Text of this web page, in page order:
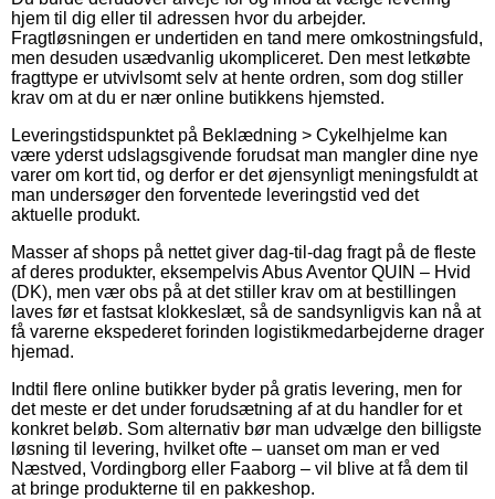
hjem til dig eller til adressen hvor du arbejder.
Fragtløsningen er undertiden en tand mere omkostningsfuld,
men desuden usædvanlig ukompliceret. Den mest letkøbte
fragttype er utvivlsomt selv at hente ordren, som dog stiller
krav om at du er nær online butikkens hjemsted.
Leveringstidspunktet på Beklædning > Cykelhjelme kan
være yderst udslagsgivende forudsat man mangler dine nye
varer om kort tid, og derfor er det øjensynligt meningsfuldt at
man undersøger den forventede leveringstid ved det
aktuelle produkt.
Masser af shops på nettet giver dag-til-dag fragt på de fleste
af deres produkter, eksempelvis Abus Aventor QUIN – Hvid
(DK), men vær obs på at det stiller krav om at bestillingen
laves før et fastsat klokkeslæt, så de sandsynligvis kan nå at
få varerne ekspederet forinden logistikmedarbejderne drager
hjemad.
Indtil flere online butikker byder på gratis levering, men for
det meste er det under forudsætning af at du handler for et
konkret beløb. Som alternativ bør man udvælge den billigste
løsning til levering, hvilket ofte – uanset om man er ved
Næstved, Vordingborg eller Faaborg – vil blive at få dem til
at bringe produkterne til en pakkeshop.